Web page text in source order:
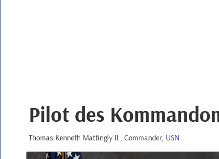
Pilot des
Thomas Kenneth Mattingly II., Commander, USN